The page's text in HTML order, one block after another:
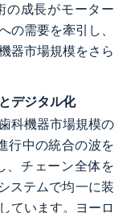
の成長がモーター
の需要を牽引し、
器市場規模をさら
デジタル化
科機器市場規模の
行中の統合の波を
、チェーン全体を
ステムで均一に装
ています。ヨーロ